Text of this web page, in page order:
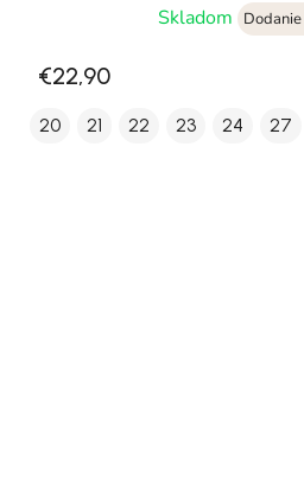
Skladom
€22,90
20 21 22 23 24 27